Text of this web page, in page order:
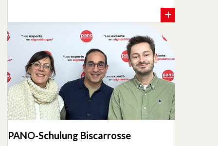
PANO-Schulung Biscarrosse